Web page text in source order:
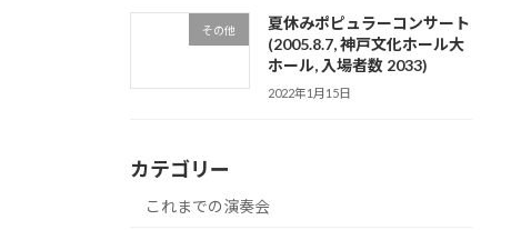
その他
夏休みポピュラーコンサート
(2005.8.7, 神戸文化ホール大
ホール, 入場者数 2033)
2022年1月15日
カテゴリー
これまでの演奏会